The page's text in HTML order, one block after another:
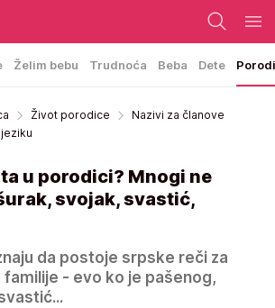
Želim bebu Trudnoća Beba Dete
Život porodice
Nazivi za članove
u porodici? Mnogi ne
svojak, svastić,
da postoje srpske reči za
familije - evo ko je pašenog,